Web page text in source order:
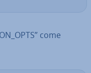
come